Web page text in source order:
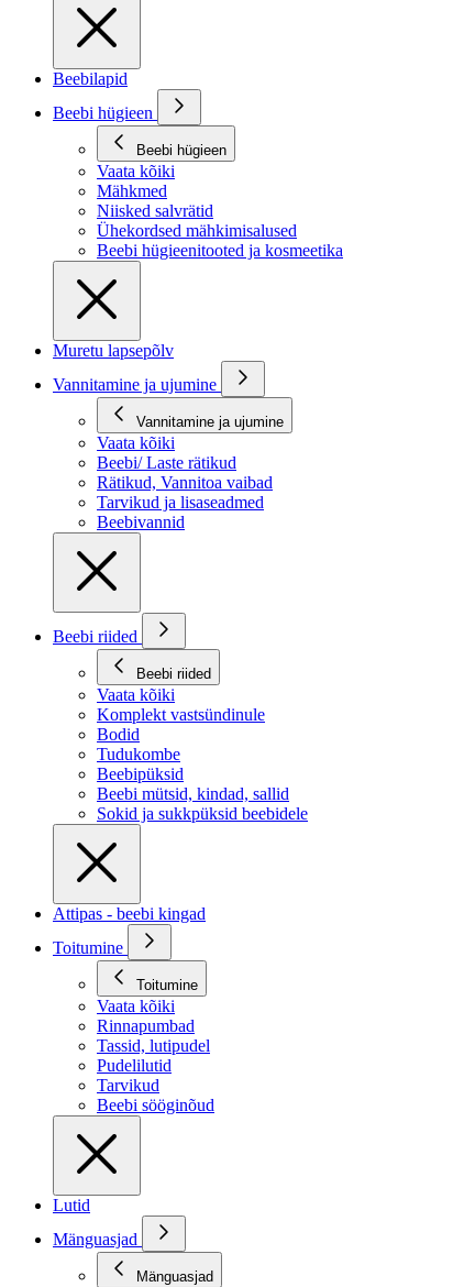
Beebilapid
Beebi hügieen
Beebi hügieen
Vaata kõiki
Mähkmed
Niisked salvrätid
Ühekordsed mähkimisalused
Beebi hügieenitooted ja kosmeetika
Muretu lapsepõlv
Vannitamine ja ujumine
Vannitamine ja ujumine
Vaata kõiki
Beebi/ Laste rätikud
Rätikud, Vannitoa vaibad
Tarvikud ja lisaseadmed
Beebivannid
Beebi riided
Beebi riided
Vaata kõiki
Komplekt vastsündinule
Bodid
Tudukombe
Beebipüksid
Beebi mütsid, kindad, sallid
Sokid ja sukkpüksid beebidele
Attipas - beebi kingad
Toitumine
Toitumine
Vaata kõiki
Rinnapumbad
Tassid, lutipudel
Pudelilutid
Tarvikud
Beebi sööginõud
Lutid
Mänguasjad
Mänguasjad